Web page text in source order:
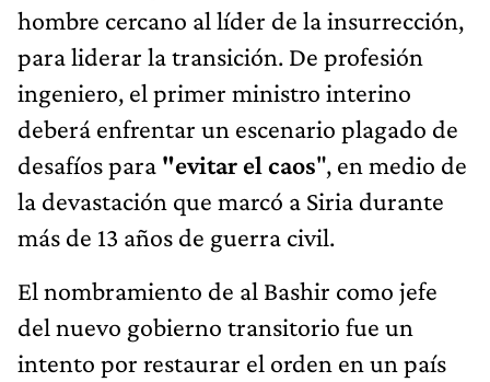
hombre cercano al líder de la insurrección,
para liderar la transición. De profesión
ingeniero, el primer ministro interino
deberá enfrentar un escenario plagado de
desafíos para "evitar el caos", en medio de
la devastación que marcó a Siria durante
más de 13 años de guerra civil.
El nombramiento de al Bashir como jefe
del nuevo gobierno transitorio fue un
intento por restaurar el orden en un país